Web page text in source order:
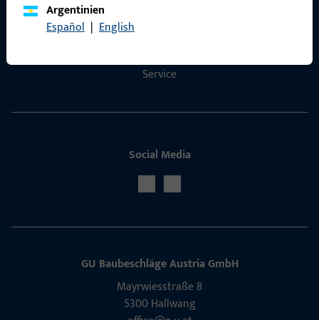
Argentinien
Español | English
Kontakt aufnehmen
Service
Social Media
GU Baubeschläge Aus­tria GmbH
Mayrwies­straße 8
5300 Hall­wang